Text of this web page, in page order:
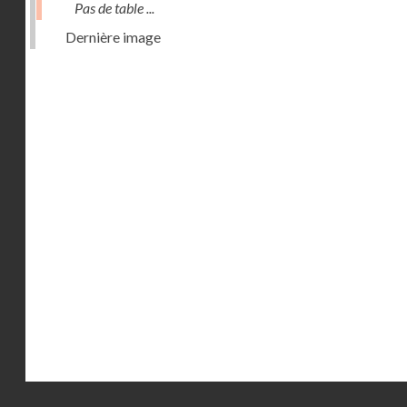
Pas de table ...
Dernière image